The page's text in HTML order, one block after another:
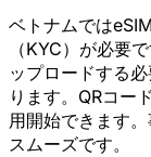
ベトナムでは
（KYC）が必要
ップロードする
ります。QRコー
用開始できます
スムーズです。